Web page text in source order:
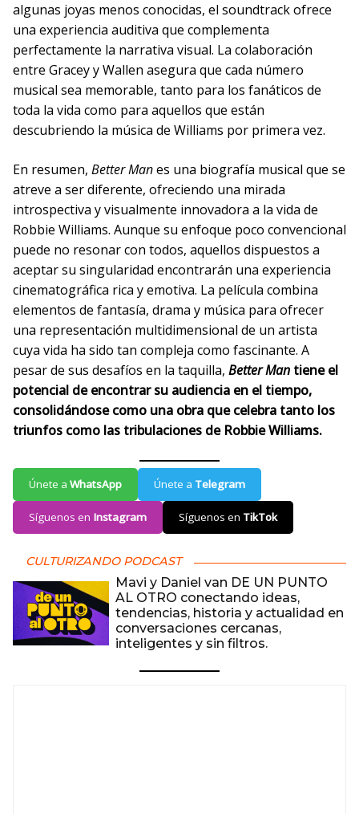
algunas joyas menos conocidas, el soundtrack ofrece
una experiencia auditiva que complementa
perfectamente la narrativa visual. La colaboración
entre Gracey y Wallen asegura que cada número
musical sea memorable, tanto para los fanáticos de
toda la vida como para aquellos que están
descubriendo la música de Williams por primera vez.
En resumen, Better Manes una biografía musical que se
atreve a ser diferente, ofreciendo una mirada
introspectiva y visualmente innovadora a la vida de
Robbie Williams. Aunque su enfoque poco convencional
puede no resonar con todos, aquellos dispuestos a
aceptar su singularidad encontrarán una experiencia
cinematográfica rica y emotiva. La película combina
elementos de fantasía, drama y música para ofrecer
una representación multidimensional de un artista
cuya vida ha sido tan compleja como fascinante. A
pesar de sus desafíos en la taquilla, Better Man tiene el
potencial de encontrar su audiencia en el tiempo,
consolidándose como una obra que celebra tanto los
triunfos como las tribulaciones de Robbie Williams.
Únete a WhatsApp Únete a Telegram
Síguenos en Instagram Síguenos en TikTok
CULTURIZANDO PODCAST
Mavi y Daniel van DE UN PUNTO
AL OTRO conectando ideas,
tendencias, historia y actualidad en
conversaciones cercanas,
inteligentes y sin filtros.